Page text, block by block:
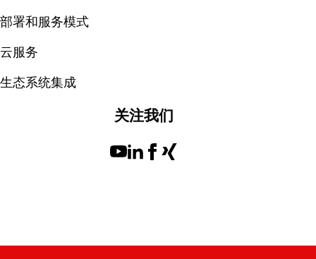
部署和服务模式
云服务
生态系统集成
关注我们